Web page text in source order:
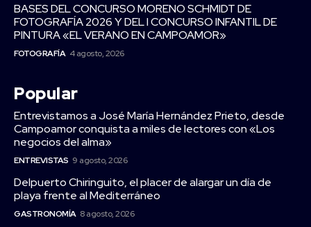
BASES DEL CONCURSO MORENO SCHMIDT DE
FOTOGRAFÍA 2026 Y DEL I CONCURSO INFANTIL DE
PINTURA «EL VERANO EN CAMPOAMOR»
FOTOGRAFÍA 4 agosto, 2026
Popular
Entrevistamos a José María Hernández Prieto, desde
Campoamor conquista a miles de lectores con «Los
negocios del alma»
ENTREVISTAS 9 agosto, 2026
Delpuerto Chiringuito, el placer de alargar un día de
playa frente al Mediterráneo
GASTRONOMÍA 8 agosto, 2026